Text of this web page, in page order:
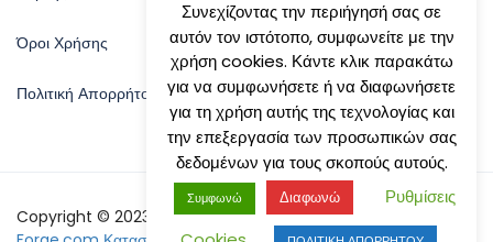
Όροι Χρήσης
Πολιτική Απορρήτου
Copyright © 2023 by Natsis Travel - Designed By:
Συνεχίζοντας την περιήγησή σας σε
αυτόν τον ιστότοπο, συμφωνείτε με την
χρήση cookies. Κάντε κλικ παρακάτω
για να συμφωνήσετε ή να διαφωνήσετε
για τη χρήση αυτής της τεχνολογίας και
την επεξεργασία των προσωπικών σας
δεδομένων για τους σκοπούς αυτούς.
Συμφωνώ Διαφωνώ
Ρυθμίσεις